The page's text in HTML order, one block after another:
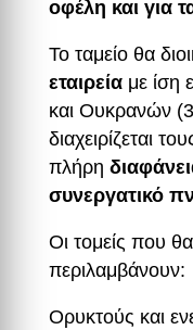
οφέλη και για
Το ταμείο θα
εταιρείαμε ίση
και Ουκρανών
διαχειρίζεται
πλήρη
συνεργατικό
Οι τομείς που
περιλαμβάνουν:
Ορυκτούς και